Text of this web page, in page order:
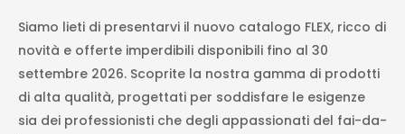
Siamo lieti di presentarvi il nuovo catalogo FLEX, ricco di
novità e offerte imperdibili disponibili fino al 30
settembre 2026. Scoprite la nostra gamma di prodotti
di alta qualità, progettati per soddisfare le esigenze
sia dei professionisti che degli appassionati del fai-da-